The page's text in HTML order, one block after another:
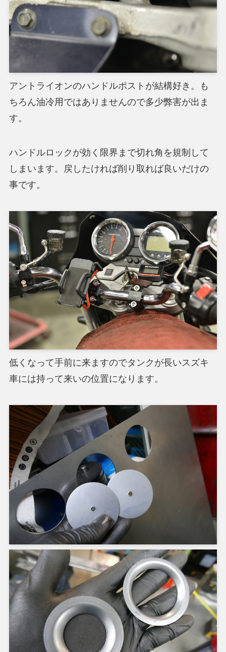
アントライオンのハンドルポストが結構好き。も
ちろん油冷用ではありませんので多少弊害が出ま
す。
ハンドルロックが効く限界まで切れ角を規制して
しまいます。戻したければ削り取れば良いだけの
事です。
低くなって手前に来ますのでタンクが長いスズキ
車には持って来いの位置になります。